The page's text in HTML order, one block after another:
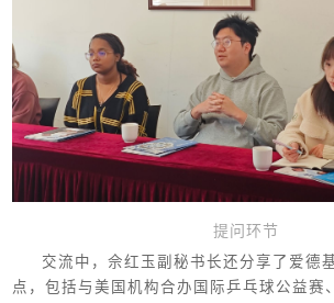
提问环节
交流中，佘红玉副秘书长还分享了爱德
点，包括与美国机构合办国际乒乓球公益赛